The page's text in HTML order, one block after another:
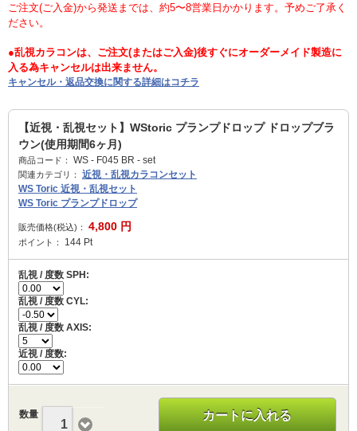
ご注文(ご入金)から発送までは、約5〜8営業日かかります。予めご了承く
ださい。
●乱視カラコンは、ご注文(またはご入金)後すぐにオーダーメイド製造に
入る為キャンセルは出来ません。
キャンセル・返品交換に関する詳細はコチラ
【近視・乱視セット】WStoric プランプドロップ ドロップブラ
ウン(使用期間6ヶ月)
商品コード： WS - F045 BR - set
関連カテゴリ：
近視・乱視カラコンセット
WS Toric 近視・乱視セット
WS Toric プランプドロップ
販売価格(税込)： 4,800 円
ポイント： 144 Pt
乱視 / 度数 SPH:
乱視 / 度数 CYL:
乱視 / 度数 AXIS:
近視 / 度数:
数量
1
カートに入れる